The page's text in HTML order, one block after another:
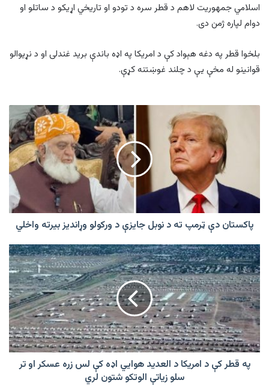
اسلامي جمهوریت لاهم د قطر سره د تودو او تاریخي اړیکو د ساتلو او
دوام لپاره ژمن دی.
بلخوا قطر په دغه هېواد کې د امریکا په اډه باندې برید غندلی او د نړیوالو
قوانینو له مخې یې د چلند غوښتنه کړې.
د
ورکولو
وړاندیز
واخلي
پاکستان دې ټرمپ ته د نوبل جایزې د ورکولو وړاندیز بیرته واخلي
په
قطر
کې
د
امریکا
د
العدید
هوايي
اډه
په قطر کې د امریکا د العدید هوايي اډه کې لس زره عسکر او تر
سلو زیاتې الوتکو شتون لري